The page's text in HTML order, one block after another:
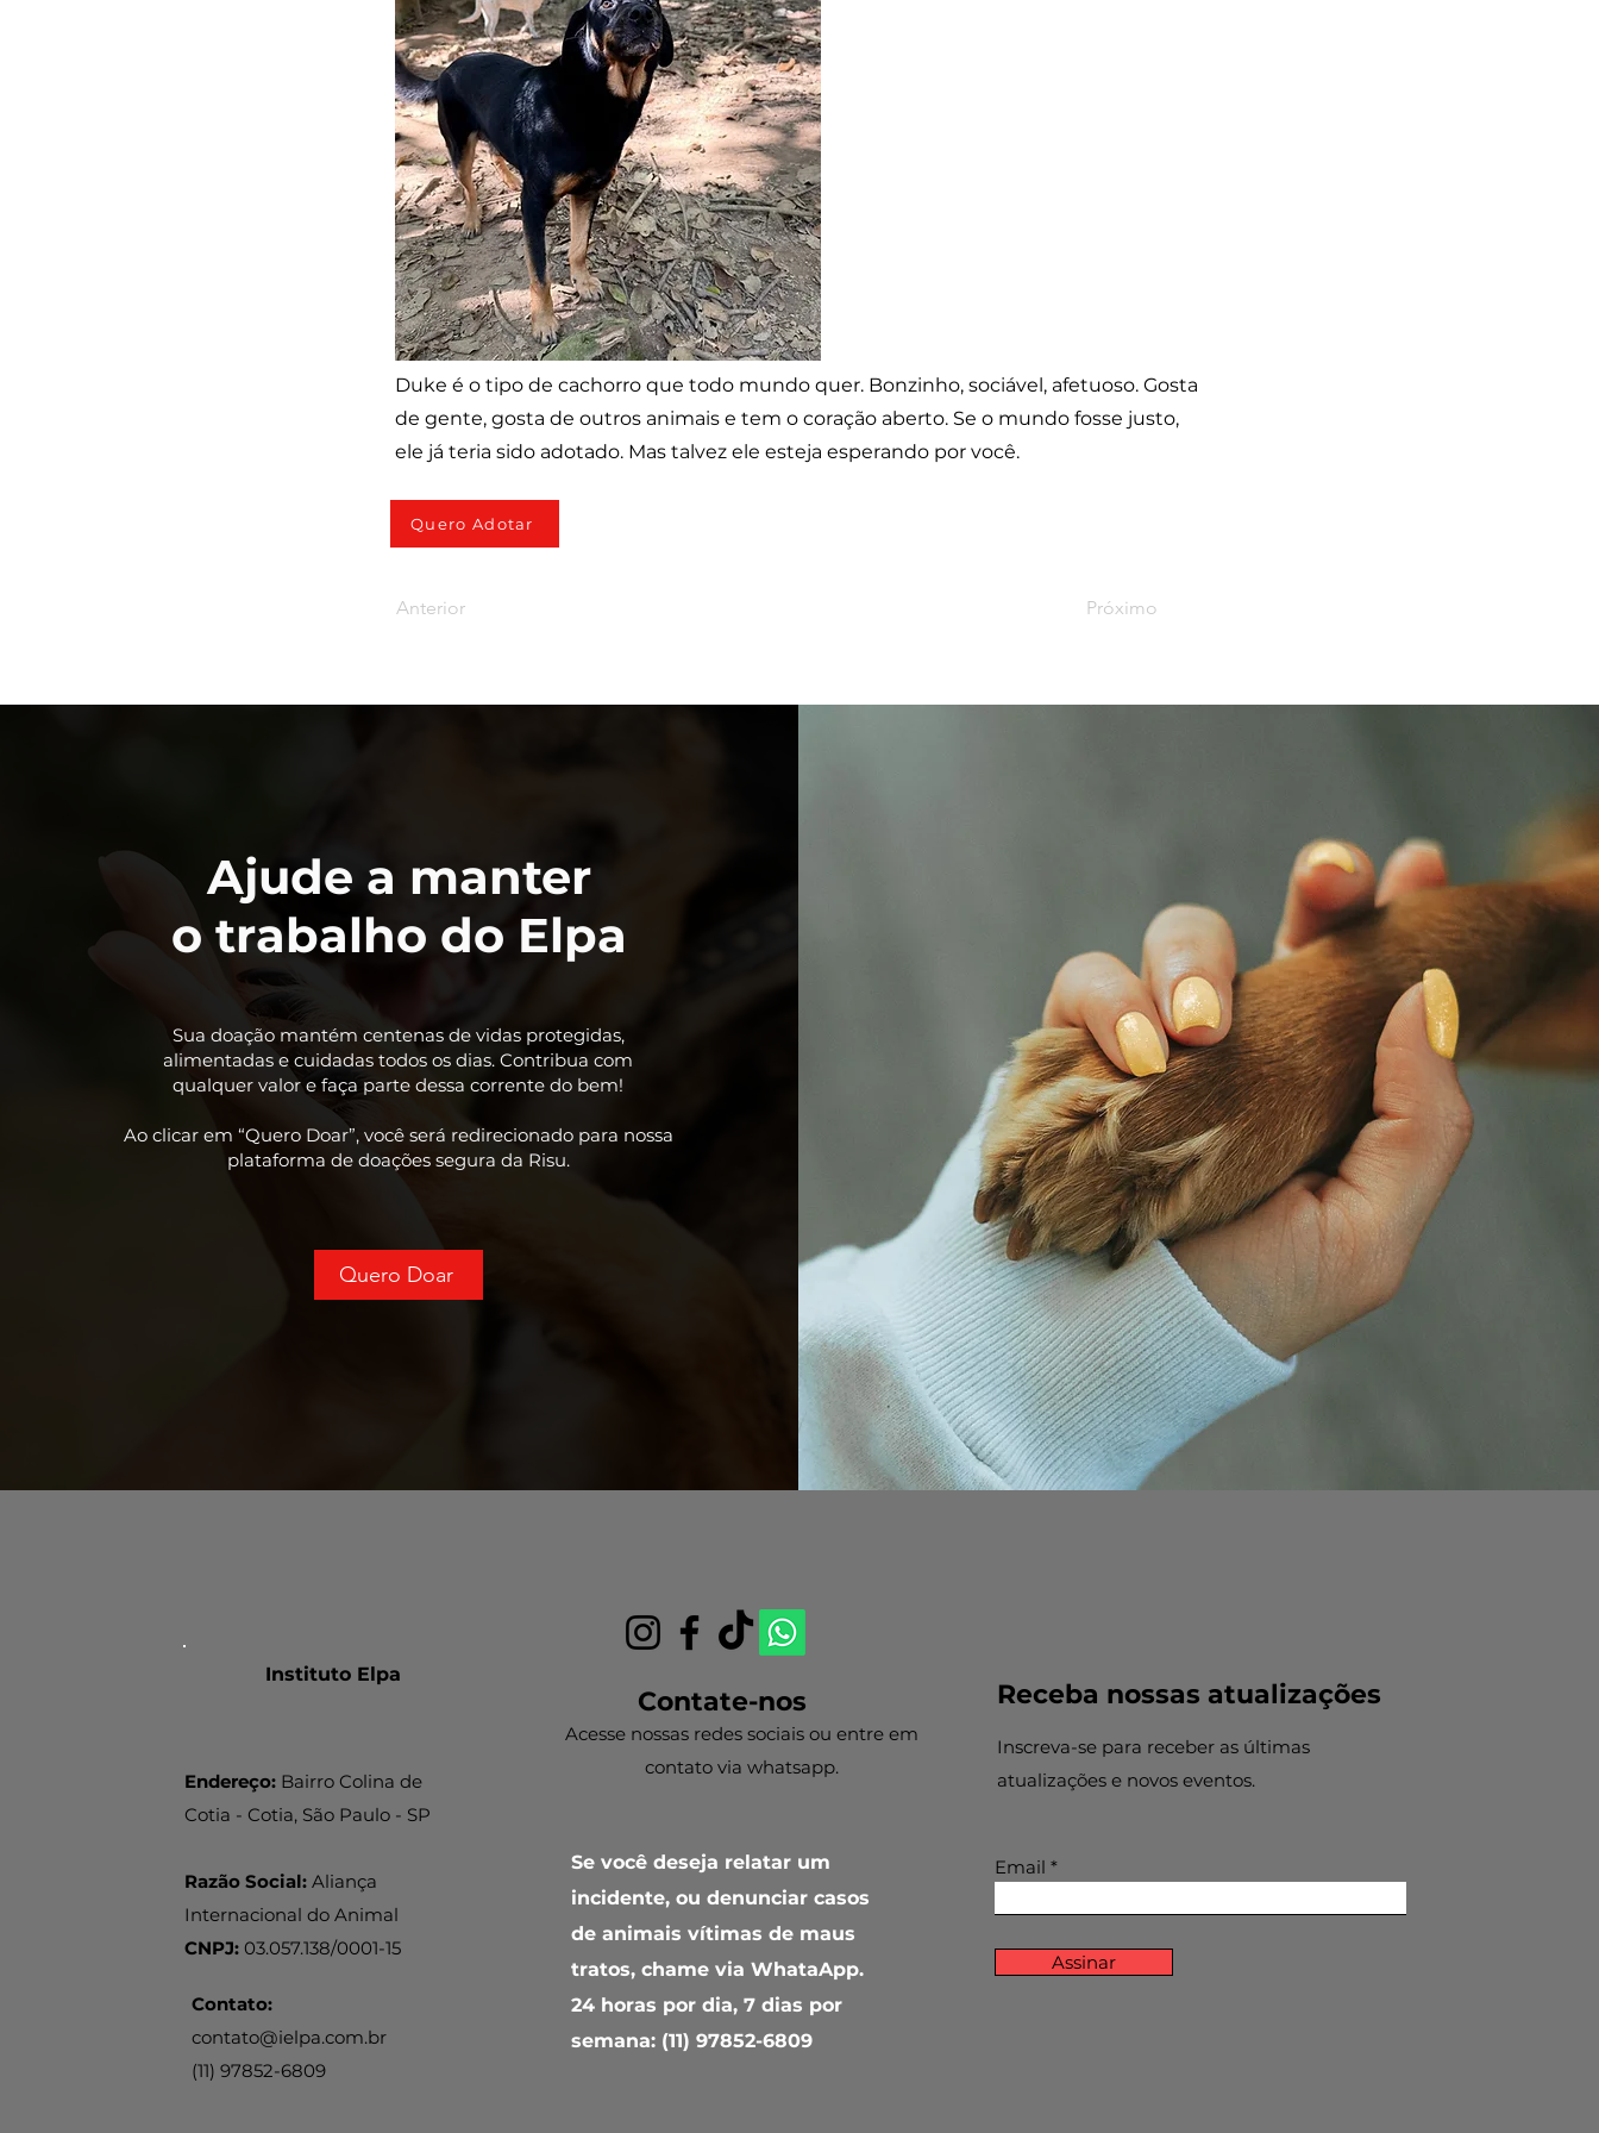
Duke é o tipo de cachorro que todo mundo quer. Bonzinho, sociável, afetuoso. Gosta
de gente, gosta de outros animais e tem o coração aberto. Se o mundo fosse justo,
ele já teria sido adotado. Mas talvez ele esteja esperando por você.
Quero Adotar
Anterior Próximo
Ajude a manter
o trabalho do Elpa
Sua doação mantém centenas de vidas protegidas,
alimentadas e cuidadas todos os dias. Contribua com
qualquer valor e faça parte dessa corrente do bem!
Ao clicar em “Quero Doar”, você será redirecionado para nossa
plataforma de doações segura da Risu.
Quero Doar
Instituto Elpa
Endereço: Bairro Colina de
Cotia - Cotia, São Paulo - SP
Razão Social: Aliança
Internacional do Animal
CNPJ: 03.057.138/0001-15
Contato:
contato@ielpa.com.br
(11) 97852-6809
Contate-nos
Acesse nossas redes sociais ou entre em
contato via whatsapp.
Se você deseja relatar um
incidente, ou denunciar casos
de animais vítimas de maus
tratos, chame via WhataApp.
24 horas por dia, 7 dias por
semana: (11) 97852-6809
Receba nossas atualizações
Inscreva-se para receber as últimas
atualizações e novos eventos.
Email
Assinar